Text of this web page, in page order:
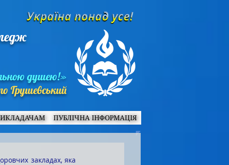
душею!»
Грушевський
ПУБЛІЧНА ІНФОРМАЦІЯ